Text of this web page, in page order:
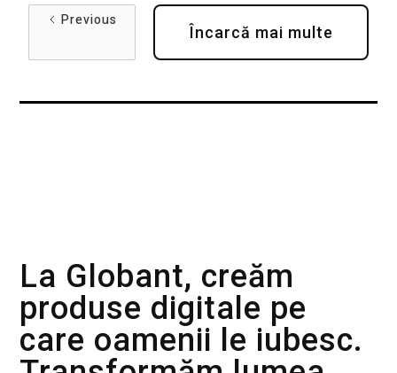
Previous
Încarcă mai multe
La Globant, creăm
produse digitale pe
care oamenii le iubesc.